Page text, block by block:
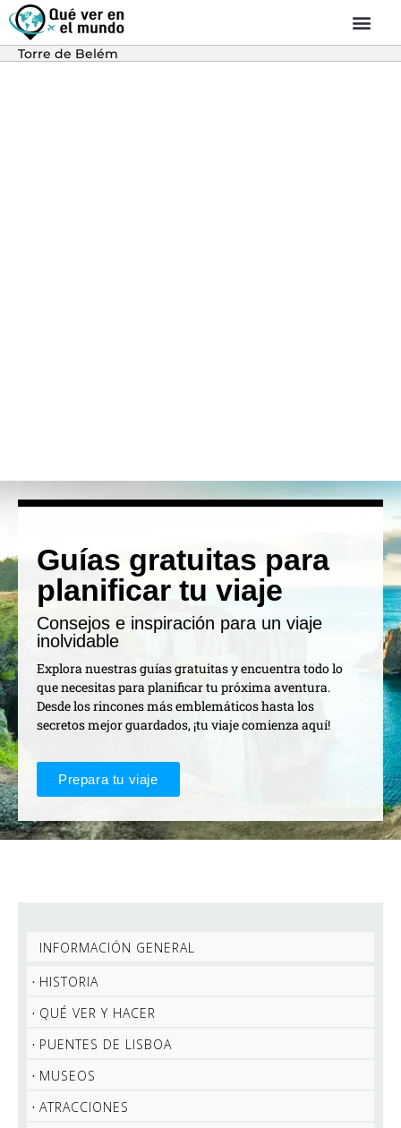
Torre de Belém
Guías gratuitas para
planificar tu viaje
Consejos e inspiración para un viaje
inolvidable
Explora nuestras guías gratuitas y encuentra todo lo
que necesitas para planificar tu próxima aventura.
Desde los rincones más emblemáticos hasta los
secretos mejor guardados, ¡tu viaje comienza aquí!
Prepara tu viaje
INFORMACIÓN GENERAL
HISTORIA
QUÉ VER Y HACER
PUENTES DE LISBOA
MUSEOS
ATRACCIONES